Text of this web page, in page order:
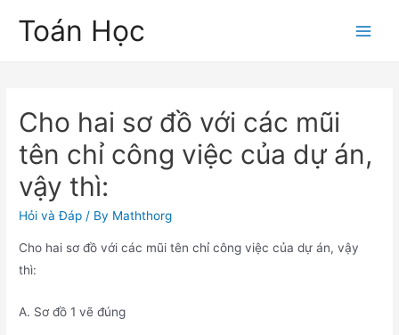
Toán Học
Cho hai sơ đồ với các mũi
tên chỉ công việc của dự án,
vậy thì:
Hỏi và Đáp / By Maththorg
Cho hai sơ đồ với các mũi tên chỉ công việc của dự án, vậy
thì:
A. Sơ đồ 1 vẽ đúng